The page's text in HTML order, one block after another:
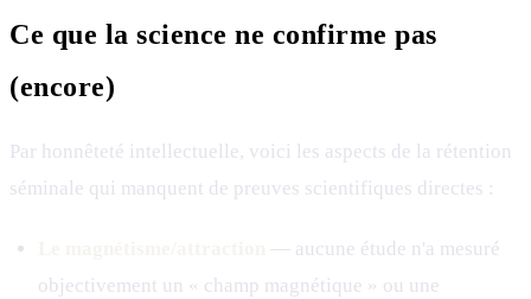
Ce que la science ne confirme pas
(encore)
Par honnêteté intellectuelle, voici les aspects de la rétention
séminale qui manquent de preuves scientifiques directes :
— aucune étude n'a mesuré
objectivement un « champ magnétique » ou une